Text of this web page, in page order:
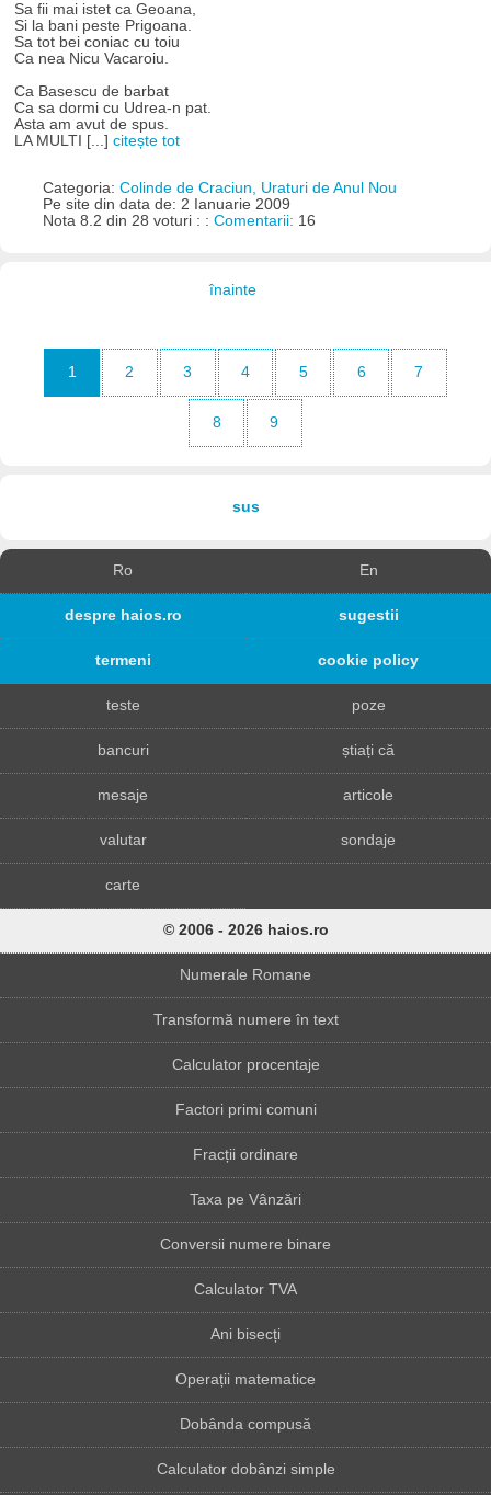
Sa fii mai istet ca Geoana,
Si la bani peste Prigoana.
Sa tot bei coniac cu toiu
Ca nea Nicu Vacaroiu.
Ca Basescu de barbat
Ca sa dormi cu Udrea-n pat.
Asta am avut de spus.
LA MULTI [...]citește tot
Categoria: Colinde de Craciun, Uraturi de Anul Nou
Pe site din data de: 2 Ianuarie 2009
Nota 8.2 din 28 voturi : : Comentarii: 16
înainte
1 2 3 4 5 6 7
8 9
sus
Ro En
despre haios.ro sugestii
termeni cookie policy
teste poze
bancuri știați că
mesaje articole
valutar sondaje
carte
© 2006 - 2026 haios.ro
Numerale Romane
Transformă numere în text
Calculator procentaje
Factori primi comuni
Fracții ordinare
Taxa pe Vânzări
Conversii numere binare
Calculator TVA
Ani bisecți
Operații matematice
Dobânda compusă
Calculator dobânzi simple